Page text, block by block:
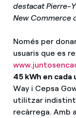
destacat Pierre-
New Commerce
Només per
usuaris que es
45 kWh en cada
Way i Cepsa
utilitzar
recàrrega. Amb